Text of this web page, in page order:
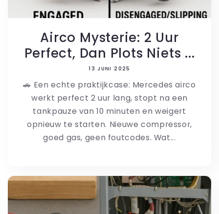
Airco Mysterie: 2 Uur
Perfect, Dan Plots Niets ...
13 JUNI 2025
🚗 Een echte praktijkcase: Mercedes airco
werkt perfect 2 uur lang, stopt na een
tankpauze van 10 minuten en weigert
opnieuw te starten. Nieuwe compressor,
goed gas, geen foutcodes. Wat...